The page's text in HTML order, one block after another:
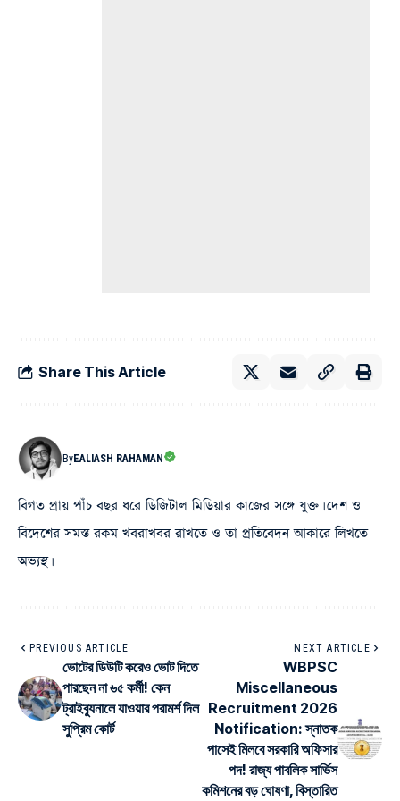
Share This Article
ByEALIASH RAHAMAN
বিগত প্রায় পাঁচ বছর ধরে ডিজিটাল মিডিয়ার কাজের সঙ্গে যুক্ত। দেশ ও
বিদেশের সমস্ত রকম খবরাখবর রাখতে ও তা প্রতিবেদন আকারে লিখতে
অভ্যস্থ।
PREVIOUS ARTICLE
ভোটের ডিউটি করেও ভোট দিতে
পারছেন না ৬৫ কর্মী! কেন
ট্রাইব্যুনালে যাওয়ার পরামর্শ দিল
সুপ্রিম কোর্ট
NEXT ARTICLE
WBPSC
Miscellaneous
Recruitment 2026
Notification: স্নাতক
পাসেই মিলবে সরকারি অফিসার
পদ! রাজ্য পাবলিক সার্ভিস
কমিশনের বড় ঘোষণা, বিস্তারিত